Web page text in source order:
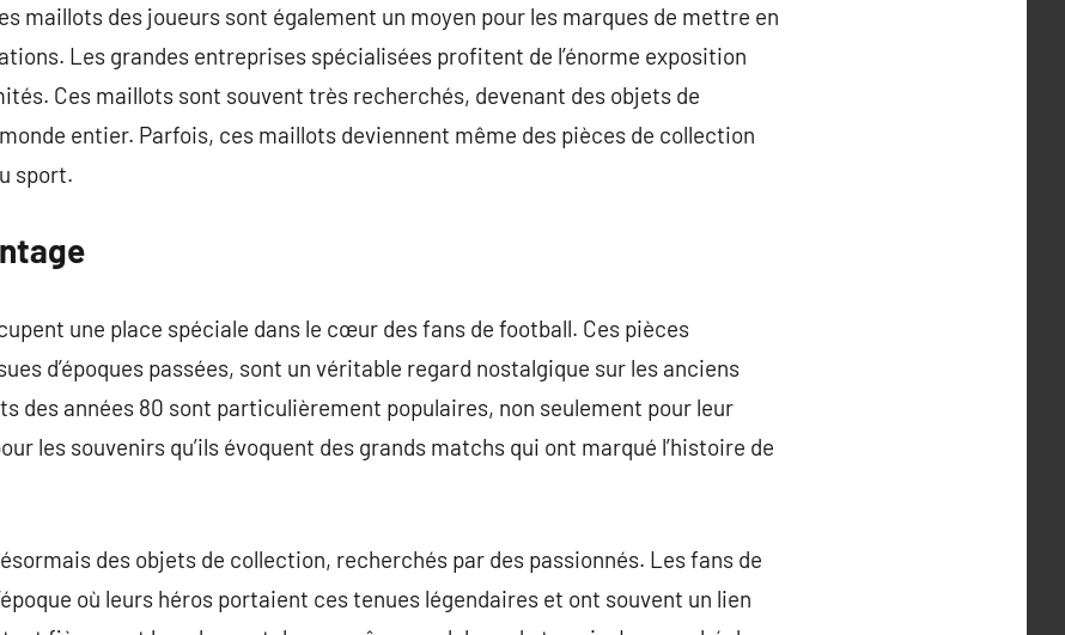
maillots des joueurs sont également un moyen pour les marques de mettre en
Les grandes entreprises spécialisées profitent de l’énorme exposition
Ces maillots sont souvent très recherchés, devenant des objets de
entier. Parfois, ces maillots deviennent même des pièces de collection
sport.
une place spéciale dans le cœur des fans de football. Ces pièces
d’époques passées, sont un véritable regard nostalgique sur les anciens
des années 80 sont particulièrement populaires, non seulement pour leur
les souvenirs qu’ils évoquent des grands matchs qui ont marqué l’histoire de
des objets de collection, recherchés par des passionnés. Les fans de
où leurs héros portaient ces tenues légendaires et ont souvent un lien